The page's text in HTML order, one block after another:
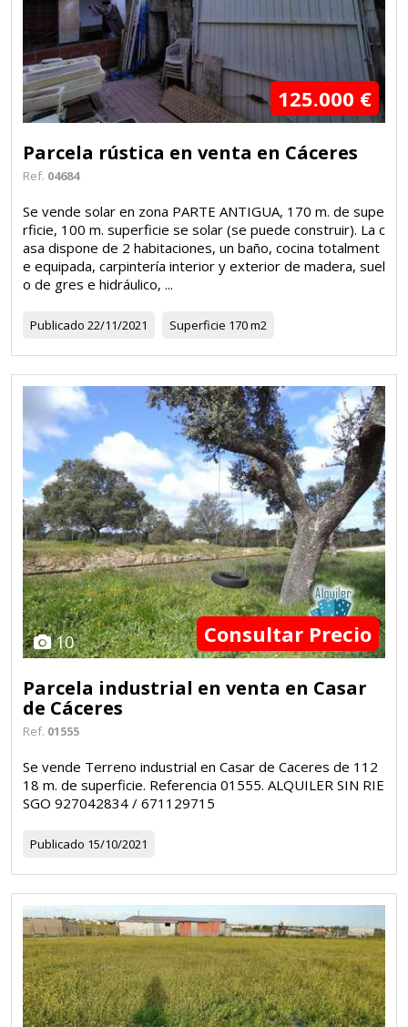
125.000 €
Parcela rústica en venta en Cáceres
Ref. 04684
Se vende solar en zona PARTE ANTIGUA, 170 m. de supe
rficie, 100 m. superficie se solar (se puede construir). La c
asa dispone de 2 habitaciones, un baño, cocina totalment
e equipada, carpintería interior y exterior de madera, suel
o de gres e hidráulico, ...
Publicado 22/11/2021 Superficie 170 m2
10 Consultar Precio
Parcela industrial en venta en Casar
de Cáceres
Ref. 01555
Se vende Terreno industrial en Casar de Caceres de 112
18 m. de superficie. Referencia 01555. ALQUILER SIN RIE
SGO 927042834 / 671129715
Publicado 15/10/2021